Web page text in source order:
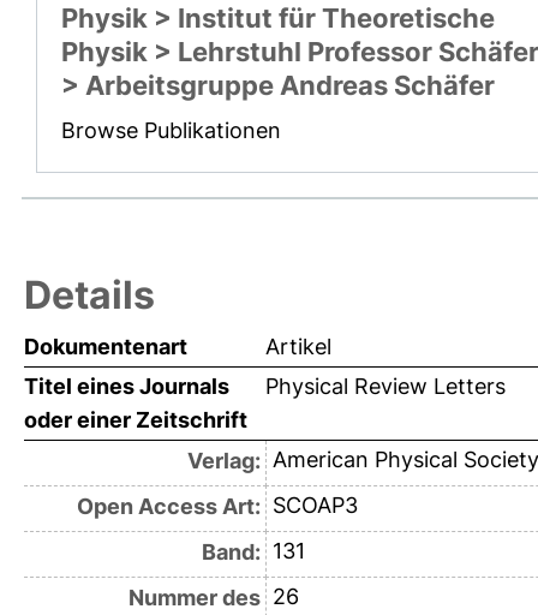
Physik > Institut für Theoretische
Physik > Lehrstuhl Professor Schäfer
> Arbeitsgruppe Andreas Schäfer
Browse Publikationen
Details
Dokumentenart
Artikel
Titel eines Journals
oder einer Zeitschrift
Physical Review Letters
Verlag: American Physical Society
Open Access Art: SCOAP3
Band: 131
Nummer des 26